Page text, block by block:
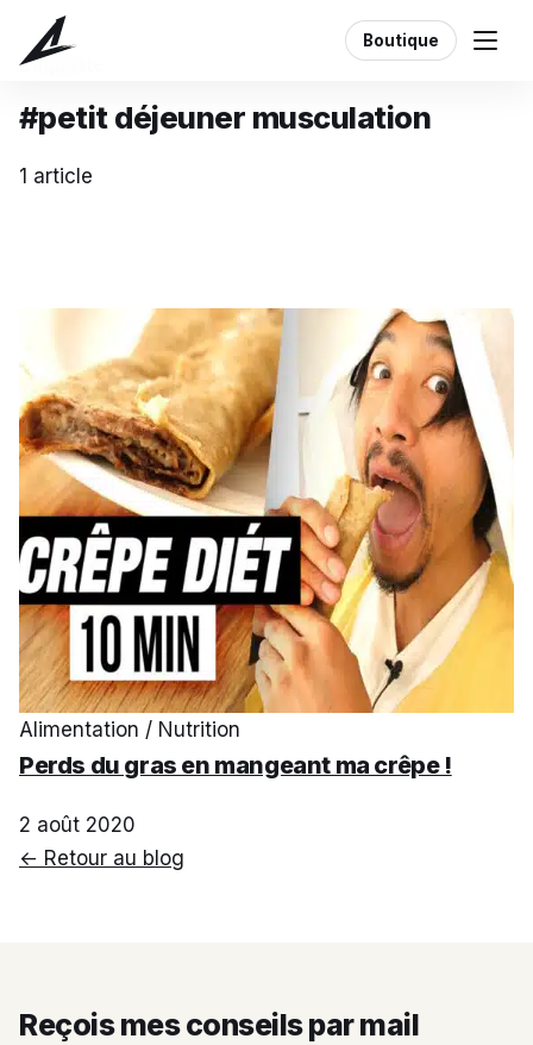
Boutique
Étiquette
#petit déjeuner musculation
1 article
Alimentation / Nutrition
Perds du gras en mangeant ma crêpe !
2 août 2020
← Retour au blog
Reçois mes conseils par mail